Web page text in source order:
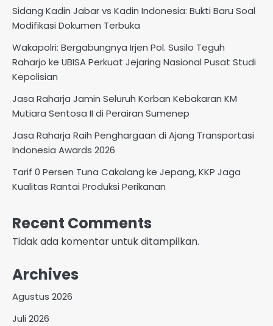
Sidang Kadin Jabar vs Kadin Indonesia: Bukti Baru Soal
Modifikasi Dokumen Terbuka
Wakapolri: Bergabungnya Irjen Pol. Susilo Teguh
Raharjo ke UBISA Perkuat Jejaring Nasional Pusat Studi
Kepolisian
Jasa Raharja Jamin Seluruh Korban Kebakaran KM
Mutiara Sentosa II di Perairan Sumenep
Jasa Raharja Raih Penghargaan di Ajang Transportasi
Indonesia Awards 2026
Tarif 0 Persen Tuna Cakalang ke Jepang, KKP Jaga
Kualitas Rantai Produksi Perikanan
Recent Comments
Tidak ada komentar untuk ditampilkan.
Archives
Agustus 2026
Juli 2026